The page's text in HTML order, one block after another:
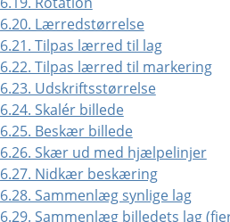
6.20. Lærredstørrelse
6.21. Tilpas lærred til lag
6.22. Tilpas lærred til markering
6.23. Udskriftsstørrelse
6.24. Skalér billede
6.25. Beskær billede
6.26. Skær ud med hjælpelinjer
6.27. Nidkær beskæring
6.28. Sammenlæg synlige lag
6.29. Sammenlæg billedets lag